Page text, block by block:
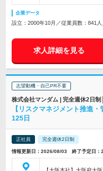
企業データ
設立：2000年10月／従業員数：841
求人詳細を見る
志望動機・自己PR不要
株式会社マンダム | 完全週休2日
【リスクマネジメント推進
125日
正社員 完全週休2日制
情報更新日：2026/08/03 終了予定日：